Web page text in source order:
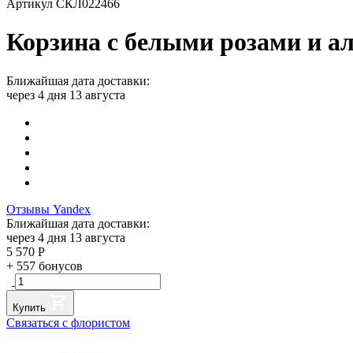
Артикул СКЛ022466
Корзина с белыми розами и
Ближайшая дата доставки:
через 4 дня 13 августа
Отзывы Yandex
Ближайшая дата доставки:
через 4 дня 13 августа
5 570 Р
+ 557 бонусов
Купить
Связаться с флористом